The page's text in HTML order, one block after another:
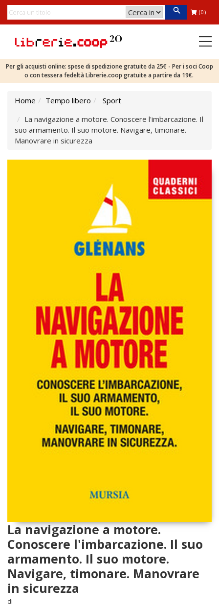
(0)
Per gli acquisti online: spese di spedizione gratuite da 25€ - Per i soci Coop
o con tessera fedeltà Librerie.coop gratuite a partire da 19€.
Home Tempo libero
Sport
La navigazione a motore. Conoscere l'imbarcazione. Il
suo armamento. Il suo motore. Navigare, timonare.
Manovrare in sicurezza
La navigazione a motore.
Conoscere l'imbarcazione. Il suo
armamento. Il suo motore.
Navigare, timonare. Manovrare
in sicurezza
di